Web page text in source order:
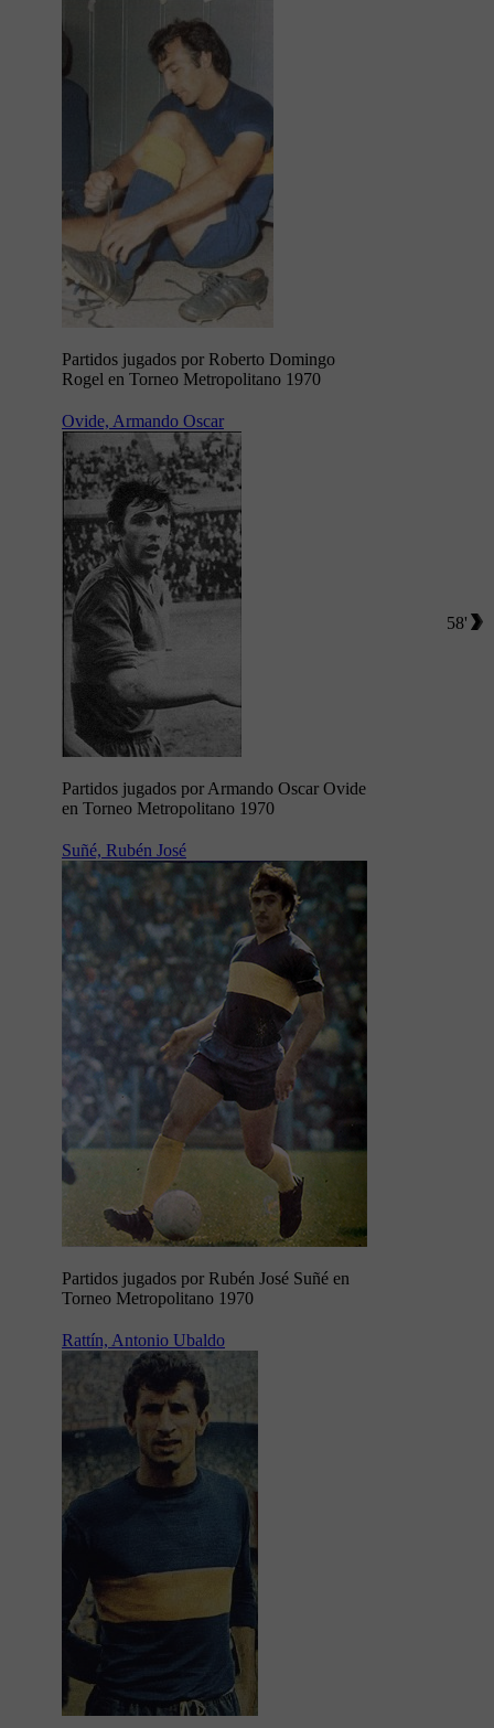
Partidos jugados por Roberto Domingo
Rogel en Torneo Metropolitano 1970
Ovide, Armando Oscar
Partidos jugados por Armando Oscar Ovide
en Torneo Metropolitano 1970
58'
Suñé, Rubén José
Partidos jugados por Rubén José Suñé en
Torneo Metropolitano 1970
Rattín, Antonio Ubaldo